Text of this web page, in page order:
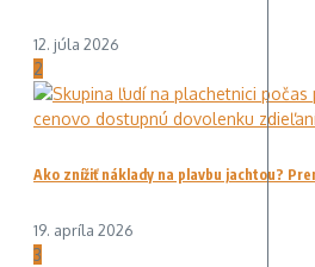
12. júla 2026
2
Ako znížiť náklady na plavbu jachtou?
19. apríla 2026
3